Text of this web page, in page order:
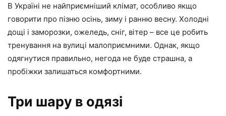
В Україні не найприємніший клімат, особливо якщо
говорити про пізню осінь, зиму і ранню весну. Холодні
дощі і заморозки, ожеледь, сніг, вітер – все це робить
тренування на вулиці малоприємними. Однак, якщо
одягнутися правильно, негода не буде страшна, а
пробіжки залишаться комфортними.
Три шару в одязі